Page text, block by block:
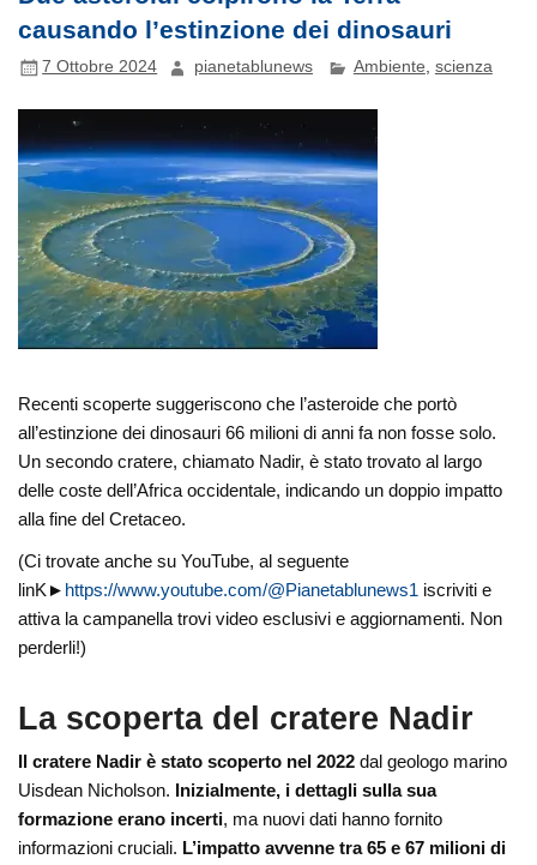
causando l’estinzione dei dinosauri
7 Ottobre 2024 pianetablunews Ambiente, scienza
Recenti scoperte suggeriscono che l’asteroide che portò
all’estinzione dei dinosauri 66 milioni di anni fa non fosse solo.
Un secondo cratere, chiamato Nadir, è stato trovato al largo
delle coste dell’Africa occidentale, indicando un doppio impatto
alla fine del Cretaceo.
(Ci trovate anche su YouTube, al seguente
linK► https://www.youtube.com/@Pianetablunews1 iscriviti e
attiva la campanella trovi video esclusivi e aggiornamenti. Non
perderli!)
La scoperta del cratere Nadir
Il cratere Nadir è stato scoperto nel 2022 dal geologo marino
Uisdean Nicholson. Inizialmente, i dettagli sulla sua
formazione erano incerti, ma nuovi dati hanno fornito
informazioni cruciali. L’impatto avvenne tra 65 e 67 milioni di